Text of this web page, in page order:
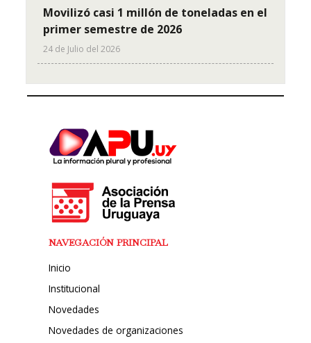
Movilizó casi 1 millón de toneladas en el
primer semestre de 2026
24 de Julio del 2026
NAVEGACIÓN PRINCIPAL
Inicio
Institucional
Novedades
Novedades de organizaciones